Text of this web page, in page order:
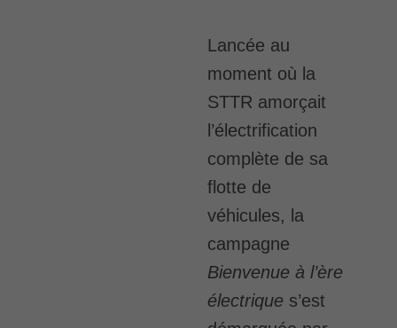
Lancée au
moment où la
STTR amorçait
l’électrification
complète de sa
flotte de
véhicules, la
campagne
Bienvenue à l’ère
électrique s’est